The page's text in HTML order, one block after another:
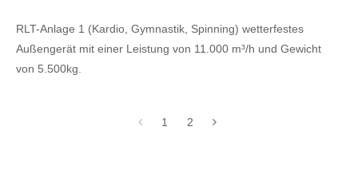
RLT-Anlage 1 (Kardio, Gymnastik, Spinning) wetterfestes
Außengerät mit einer Leistung von 11.000 m³/h und Gewicht
von 5.500kg.
1 2